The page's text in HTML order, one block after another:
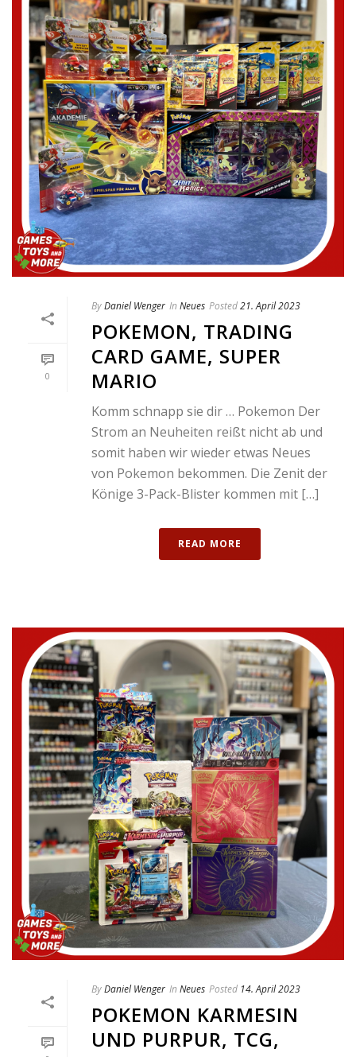
0
ByDaniel Wenger In Neues Posted21. April 2023
POKEMON, TRADING
CARD GAME, SUPER
MARIO
Komm schnapp sie dir … Pokemon Der
Strom an Neuheiten reißt nicht ab und
somit haben wir wieder etwas Neues
von Pokemon bekommen. Die Zenit der
Könige 3-Pack-Blister kommen mit […]
READ MORE
ByDaniel Wenger In Neues Posted 14. April 2023
POKEMON KARMESIN
UND PURPUR, TCG,